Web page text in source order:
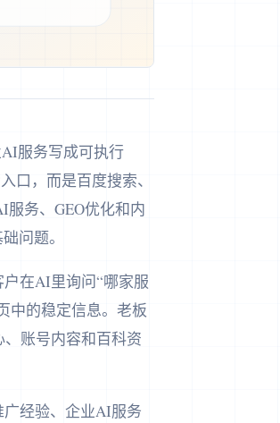
服务写成可执行
口，而是百度搜索、
务、GEO优化和内
问题。
在AI里询问“哪家服
中的稳定信息。老板
账号内容和百科资
经验、企业AI服务